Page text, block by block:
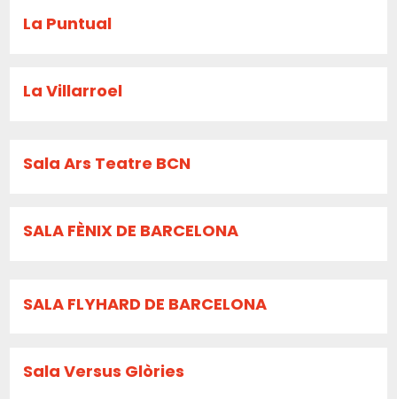
La Puntual
La Villarroel
Sala Ars Teatre BCN
SALA FÈNIX DE BARCELONA
SALA FLYHARD DE BARCELONA
Sala Versus Glòries